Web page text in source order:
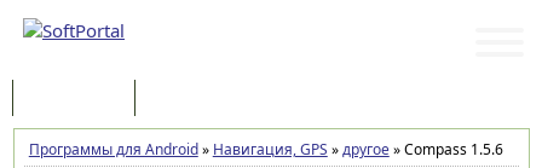
Программы для Android» Навигация, GPS »другое»Compass 1.5.6